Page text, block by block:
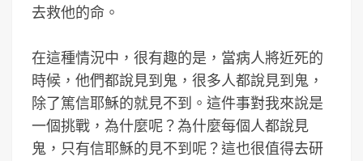
去救他的命。
在這種情況中，很有趣的是，當病人將近死的
時候，他們都說見到鬼，很多人都說見到鬼，
除了篤信耶穌的就見不到。這件事對我來說是
一個挑戰，為什麼呢？為什麼每個人都說見
鬼，只有信耶穌的見不到呢？這也很值得去研